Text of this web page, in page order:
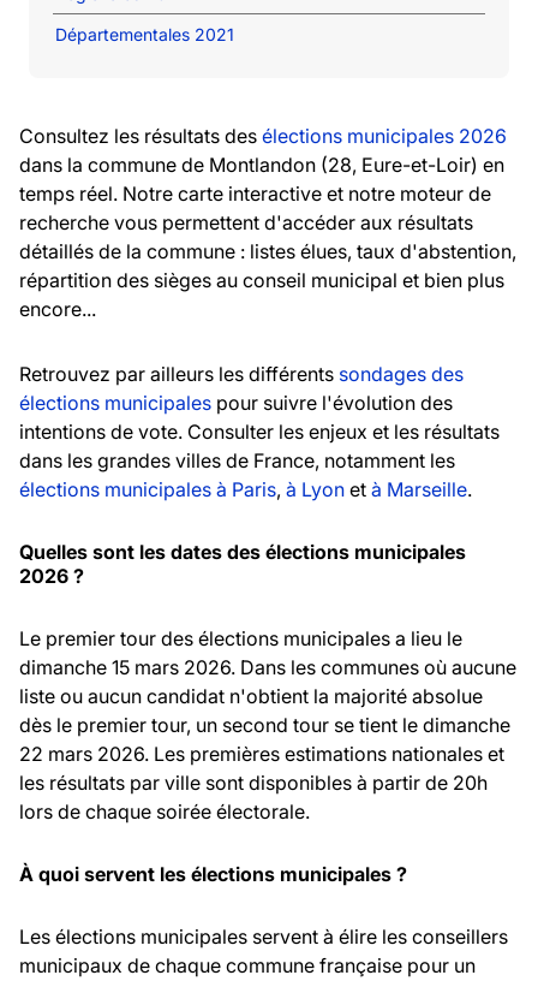
Départementales 2021
Consultez les résultats des élections municipales 2026
dans la commune de Montlandon (28, Eure-et-Loir) en
temps réel. Notre carte interactive et notre moteur de
recherche vous permettent d'accéder aux résultats
détaillés de la commune : listes élues, taux d'abstention,
répartition des sièges au conseil municipal et bien plus
encore...
Retrouvez par ailleurs les différents sondages des
élections municipales pour suivre l'évolution des
intentions de vote. Consulter les enjeux et les résultats
dans les grandes villes de France, notamment les
élections municipales à Paris, à Lyon et à Marseille.
Quelles sont les dates des élections municipales
2026 ?
Le premier tour des élections municipales a lieu le
dimanche 15 mars 2026. Dans les communes où aucune
liste ou aucun candidat n'obtient la majorité absolue
dès le premier tour, un second tour se tient le dimanche
22 mars 2026. Les premières estimations nationales et
les résultats par ville sont disponibles à partir de 20h
lors de chaque soirée électorale.
À quoi servent les élections municipales ?
Les élections municipales servent à élire les conseillers
municipaux de chaque commune française pour un